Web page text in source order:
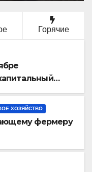
Горячие
ХОЗЯЙСТВО
фермеру